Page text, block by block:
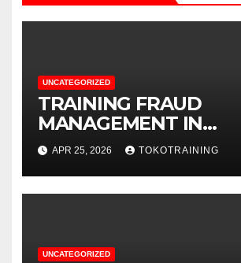
UNCATEGORIZED
TRAINING FRAUD
MANAGEMENT IN
TELECOMMUNICATION
BUSINESS
APR 25, 2026 TOKOTRAINING
UNCATEGORIZED